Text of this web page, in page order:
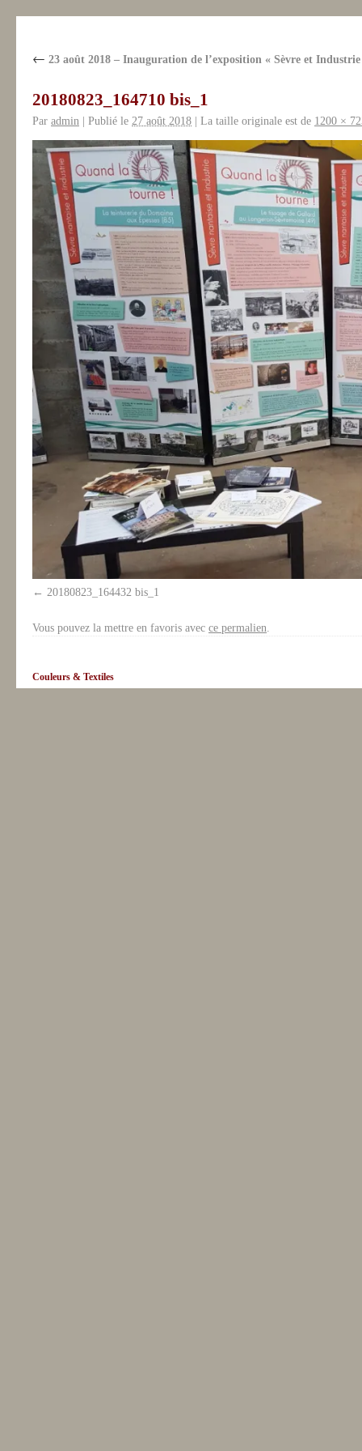
← 23 août 2018 – Inauguration de l’exposition « Sèvre et
20180823_164710 bis_1
Par admin | Publié le 27 août 2018 | La taille originale est de 1200 ×
20180823_164432 bis_1
Vous pouvez la mettre en favoris avec ce permalien.
Couleurs & Textiles